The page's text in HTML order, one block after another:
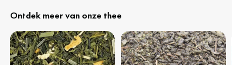
Ontdek meer van onze thee